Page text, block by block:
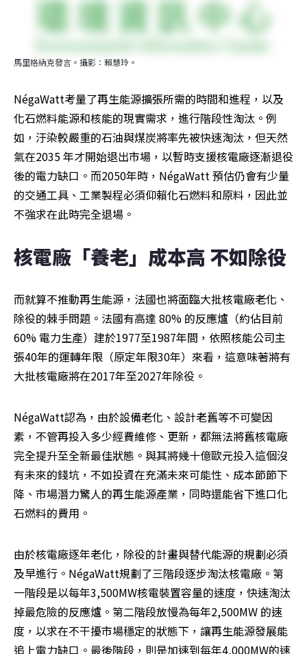
馬里格納克發言。攝影：賴慧玲。
NégaWatt考量了再生能源擴張所需的時間和進程，以及
化石燃料能源和核能的現實需求，進行階段性淘汰。例
如，汙染較嚴重的石油與煤炭將率先被快速淘汰，但天然
氣在2035 年才開始退出市場，以暫時支援核電廠逐漸退役
後的電力缺口。而2050年時，NégaWatt 預估仍會有少量
的交通工具、工業製程必須仰賴化石燃料和原料，因此並
不強求在此時完全退場。
核電廠「養老」成本高 不如除役
而就算不推動再生能源，法國也將面臨大批核電廠老化、
除役的棘手問題。法國有高達 80% 的反應爐（約佔目前
60% 電力生產）建於1977至1987年間，依照核能公司主
張40年的運轉年限（原定年限30年）來看，這意味著將有
大批核電廠將在2017年至2027年除役。
NégaWatt認為，由於設備老化、設計老舊等不可變因
素，不管再投入多少經費維修、更新，都無法將舊核電廠
完全提升至全新最佳狀態。與其將幾十億歐元投入這個沒
有未來的錢坑，不如投資在充滿未來可能性、成本節節下
降、市場潛力驚人的再生能源產業，同時還能省下進口化
石燃料的費用。
由於核電廠逐年老化，除役的計畫與替代能源的規劃必須
及早進行。NégaWatt規劃了三階段逐步淘汰核電廠。第
一階段是以每年3,500MW核電裝置容量的速度，快速淘汰
掉最危險的反應爐。第二階段放慢為每年2,500MW 的速
度，以求在不干擾市場穩定的狀態下，讓再生能源發展能
追上電力缺口。最後階段，則是加速到每年4,000MW的速